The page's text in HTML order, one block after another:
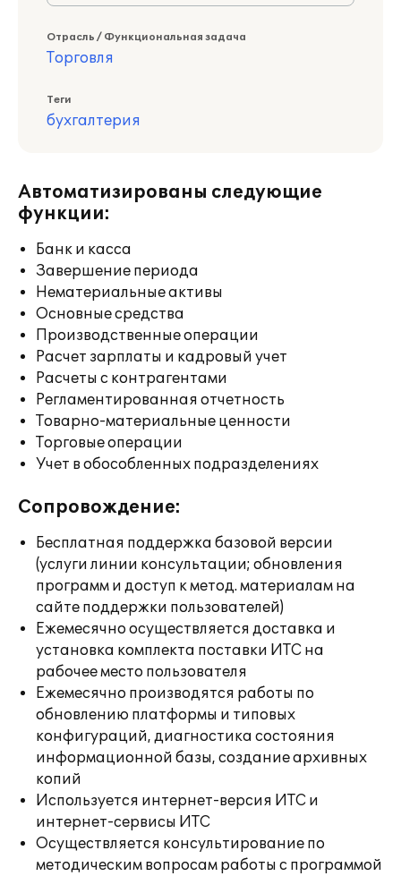
Отрасль / Функциональная задача
Торговля
Теги
бухгалтерия
Автоматизированы следующие
функции:
Банк и касса
Завершение периода
Нематериальные активы
Основные средства
Производственные операции
Расчет зарплаты и кадровый учет
Расчеты с контрагентами
Регламентированная отчетность
Товарно-материальные ценности
Торговые операции
Учет в обособленных подразделениях
Сопровождение:
Бесплатная поддержка базовой версии
(услуги линии консультации; обновления
программ и доступ к метод. материалам на
сайте поддержки пользователей)
Ежемесячно осуществляется доставка и
установка комплекта поставки ИТС на
рабочее место пользователя
Ежемесячно производятся работы по
обновлению платформы и типовых
конфигураций, диагностика состояния
информационной базы, создание архивных
копий
Используется интернет-версия ИТС и
интернет-сервисы ИТС
Осуществляется консультирование по
методическим вопросам работы с программой